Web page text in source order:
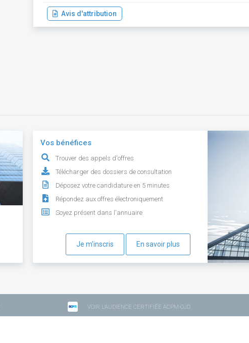
Avis d'attribution
Vos bénéfices
Trouver des appels d'offres
Télécharger des dossiers de consultation
Déposez votre candidature en 5 minutes
Répondez aux offres électroniquement
Soyez présent dans l'annuaire
Je m'inscris En savoir plus
VOIR L'AUDIENCE CERTIFIÉE ACPM-OJD